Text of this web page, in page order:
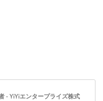
- YiYiエンタープライズ株式